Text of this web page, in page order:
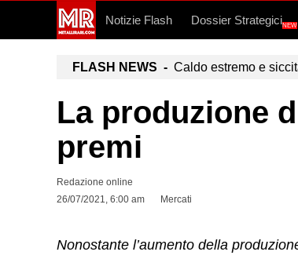
Notizie Flash Dossier StrategiciNEW
FLASH NEWS - Caldo estremo e
La produzione
premi
Redazione online
26/07/2021, 6:00 am
Mercati
Nonostante l’aumento della